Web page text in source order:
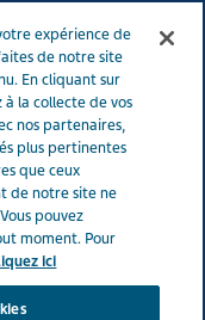
Menu
30 mg (bte de 30)
30 mg
expérience de
de notre site
En cliquant sur
à la collecte de vos
nos partenaires,
plus pertinentes
que ceux
de notre site ne
pouvez
moment. Pour
ici